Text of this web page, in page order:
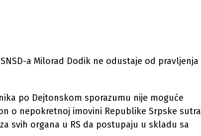
a Milorad Dodik ne odustaje od pravljenja
po Dejtonskom sporazumu nije moguće
o nepokretnoj imovini Republike Srpske sutra
svih organa u RS da postupaju u skladu sa